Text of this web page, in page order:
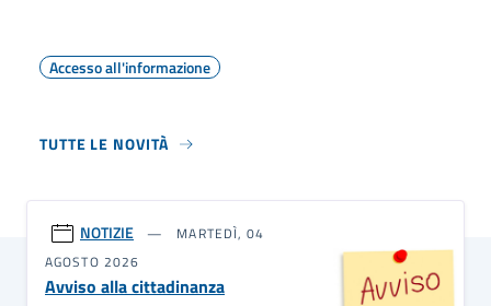
Accesso all'informazione
TUTTE LE NOVITÀ
NOTIZIE
MARTEDÌ, 04
AGOSTO 2026
Avviso alla cittadinanza